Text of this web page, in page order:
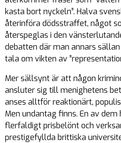
kasta bort nyckeln”. Halva
återinföra dödsstraffet, något
återspeglas i den
debatten där man annars
tala om vikten av
Mer sällsynt är att någon
ansluter sig till menighetens
anses alltför reaktionärt,
Men undantag finns. En av
flerfaldigt prisbelönt och
prestigefyllda brittiska